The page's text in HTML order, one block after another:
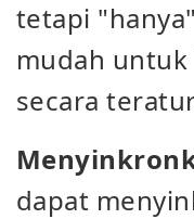
tetapi
mudah
secara
dapat